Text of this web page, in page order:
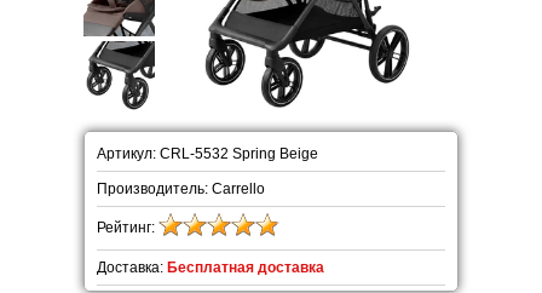
Артикул: CRL-5532 Spring Beige
Производитель: Carrello
Рейтинг:
Доставка: Бесплатная доставка